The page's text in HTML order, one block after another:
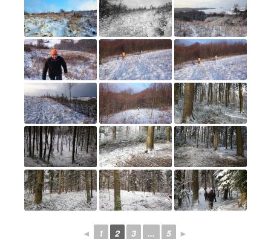
◄ 1 2 3 ... 5 ►